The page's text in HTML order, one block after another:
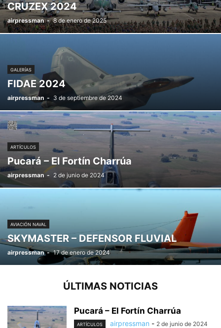
CRUZEX 2024
airpressman - 8 de enero de 2025
GALERÍAS
FIDAE 2024
airpressman - 3 de septiembre de 2024
ARTÍCULOS
Pucará – El Fortín Charrúa
airpressman - 2 de junio de 2024
AVIACIÓN NAVAL
SKYMASTER – DEFENSOR FLUVIAL
airpressman - 17 de enero de 2024
ÚLTIMAS NOTICIAS
Pucará – El Fortín Charrúa
ARTÍCULOS airpressman - 2 de junio de 2024